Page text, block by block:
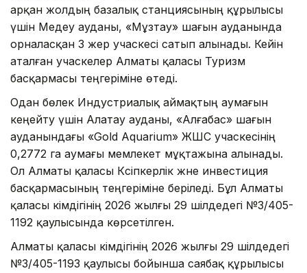
арқан жолдың базалық станциясының құрылысы
үшін Медеу ауданы, «Мұзтау» шағын ауданында
орналасқан 3 жер учаскесі сатып алынады. Кейін
аталған учаскелер Алматы қаласы Туризм
басқармасы теңгеріміне өтеді.
Одан бөлек Индустриалық аймақтың аумағын
кеңейту үшін Алатау ауданы, «Алғабас» шағын
ауданындағы «Gold Aquarium» ЖШС учаскесінің
0,2772 га аумағы мемлекет мұқтажына алынады.
Ол Алматы қаласы Кәсіпкерлік және инвестиция
басқармасының теңгеріміне беріледі. Бұл Алматы
қаласы әкімдігінің 2026 жылғы 29 шілдедегі №3/405-
1192 қаулысында көрсетілген.
Алматы қаласы әкімдігінің 2026 жылғы 29 шілдедегі
№3/405-1193 қаулысы бойынша саябақ құрылысы